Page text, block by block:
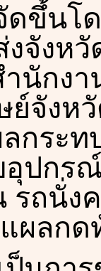
ดขึ้นโ
จังหวั
ำนักง
จังหวั
กระ
ปกร
รถนั่ง
ผลกด